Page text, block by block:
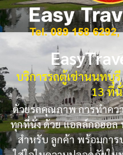
บริการรถตู้เช่านนทบุ
13 ที่
ด้วยรถคุณภาพ การทำคว
ทุกที่นั่ง ด้วย แอลล์กอฮอล
สำหรับ ลูกค้า พร้อมกา